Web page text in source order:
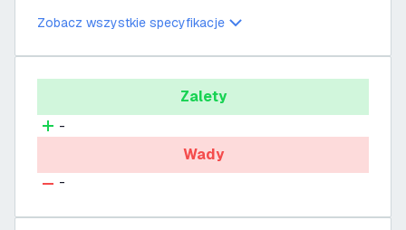
Zobacz wszystkie specyfikacje
Zalety
-
Wady
-